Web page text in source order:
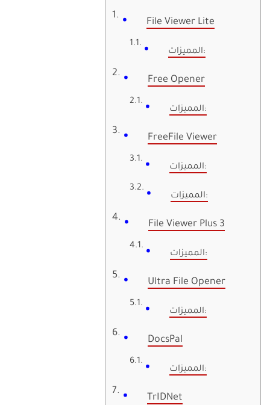
File Viewer Lite
المميزات:
Free Opener
المميزات:
FreeFile Viewer
المميزات:
المميزات:
File Viewer Plus 3
المميزات:
Ultra File Opener
المميزات:
DocsPal
المميزات:
TrIDNet